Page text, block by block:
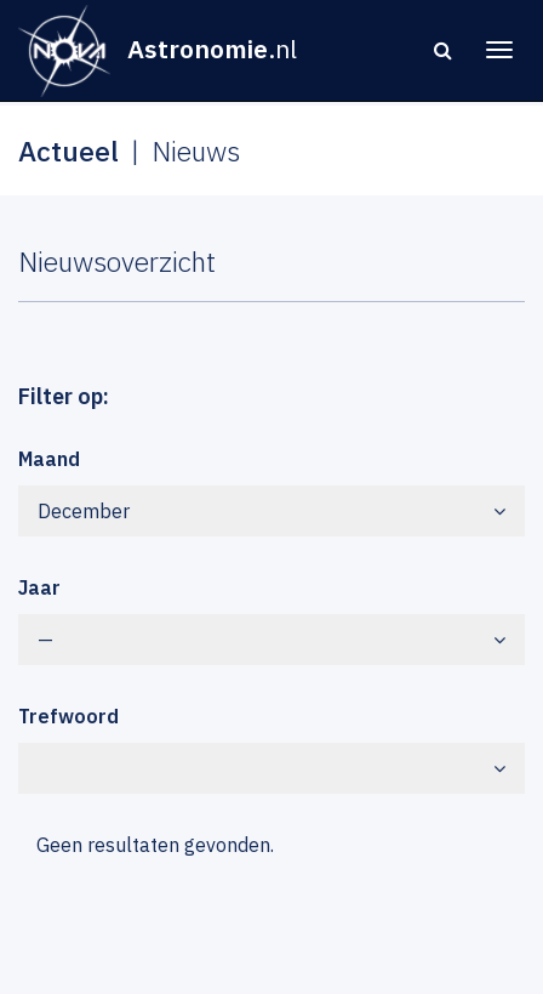
Astronomie.nl
Actueel Nieuws
Nieuwsoverzicht
Filter op:
Maand
December
Jaar
—
Trefwoord
Geen resultaten gevonden.